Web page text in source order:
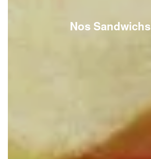
Nos Sandwichs